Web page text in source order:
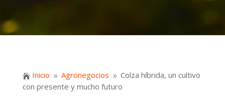
 Inicio 9 Agronegocios 9 Colza híbrida, un cultivo
con presente y mucho futuro